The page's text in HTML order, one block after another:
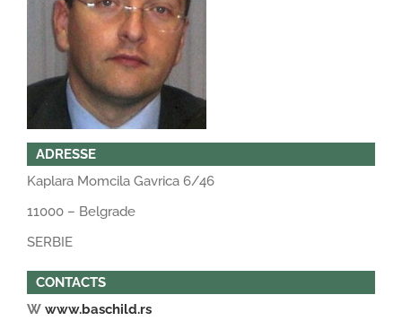
ADRESSE
Kaplara Momcila Gavrica 6/46
11000 – Belgrade
SERBIE
CONTACTS
W www.baschild.rs